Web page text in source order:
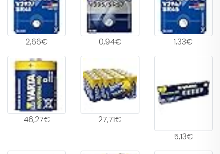
2,66€ 0,94€ 1,33€
46,27€
27,71€
5,13€